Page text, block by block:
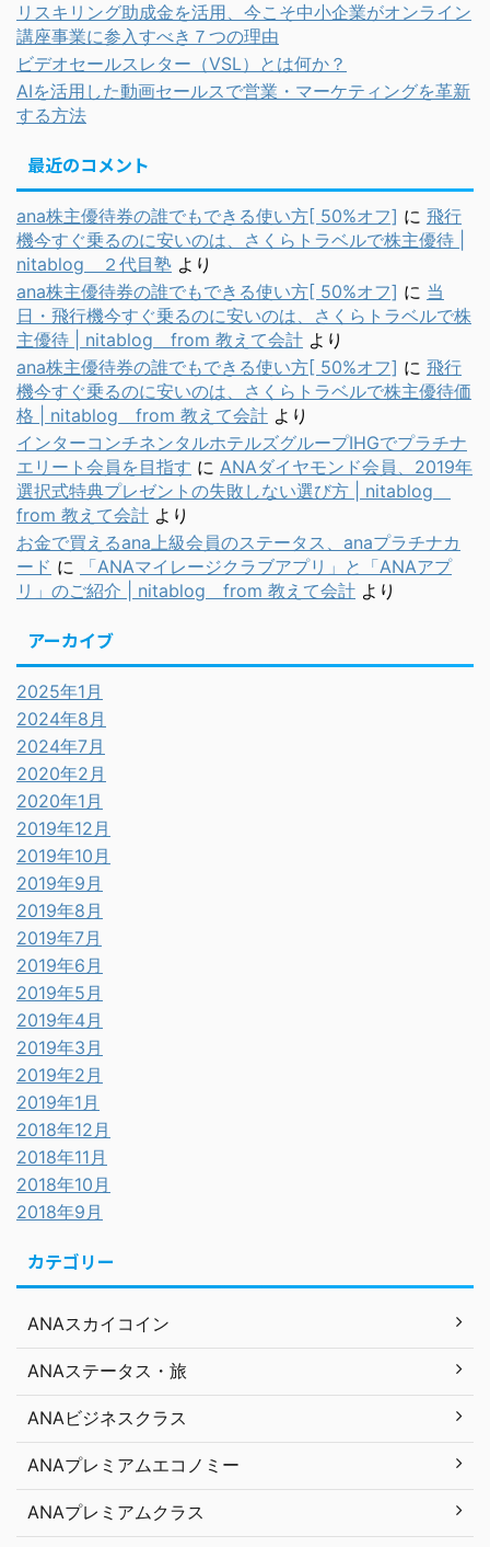
リスキリング助成金を活用、今こそ中小企業がオンライン
講座事業に参入すべき７つの理由
ビデオセールスレター（VSL）とは何か？
AIを活用した動画セールスで営業・マーケティングを革新
する方法
最近のコメント
ana株主優待券の誰でもできる使い方[ 50%オフ] に 飛行
機今すぐ乗るのに安いのは、さくらトラベルで株主優待 |
nitablog ２代目塾 より
ana株主優待券の誰でもできる使い方[ 50%オフ] に 当
日・飛行機今すぐ乗るのに安いのは、さくらトラベルで株
主優待 | nitablog from 教えて会計 より
ana株主優待券の誰でもできる使い方[ 50%オフ] に 飛行
機今すぐ乗るのに安いのは、さくらトラベルで株主優待価
格 | nitablog from 教えて会計 より
インターコンチネンタルホテルズグループIHGでプラチナ
エリート会員を目指す に ANAダイヤモンド会員、2019年
選択式特典プレゼントの失敗しない選び方 | nitablog
from 教えて会計 より
お金で買えるana上級会員のステータス、anaプラチナカ
ード に
「ANAマイレージクラブアプリ」と「ANAアプ
リ」のご紹介 | nitablog from 教えて会計 より
アーカイブ
2025年1月
2024年8月
2024年7月
2020年2月
2020年1月
2019年12月
2019年10月
2019年9月
2019年8月
2019年7月
2019年6月
2019年5月
2019年4月
2019年3月
2019年2月
2019年1月
2018年12月
2018年11月
2018年10月
2018年9月
カテゴリー
ANAスカイコイン
ANAステータス・旅
ANAビジネスクラス
ANAプレミアムエコノミー
ANAプレミアムクラス